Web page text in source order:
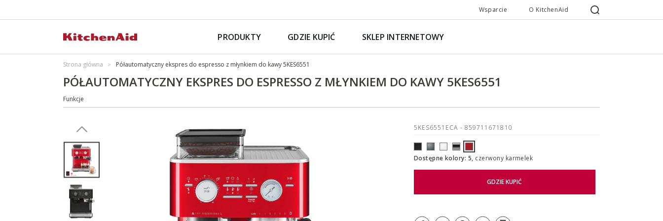
Wsparcie O KitchenAid
PRODUKTY GDZIE KUPIĆ SKLEP INTERNETOWY
Strona główna Półautomatyczny ekspres do espresso z młynkiem do kawy 5KES6551
PÓŁAUTOMATYCZNY EKSPRES DO ESPRESSO Z MŁYNKIEM DO KAWY 5KES6551
Funkcje
5KES6551ECA - 859711671810
Dostępne kolory: 5, czerwony karmelek
GDZIE KUPIĆ